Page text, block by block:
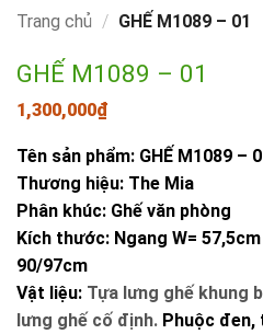
Trang chủ / GHẾ M1089 – 01
GHẾ M1089 – 01
1,300,000₫
Tên sản phẩm: GHẾ M1089 –
Thương hiệu: The Mia
Phân khúc: Ghế văn phòng
Kích thước: Ngang W=
90/97cm
Vật liệu: Tựa lưng ghế khung
lưng ghế cố định. Phuộc đen,